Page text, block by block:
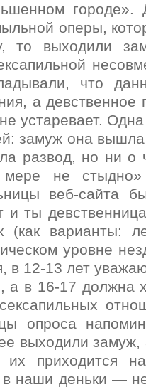
городе».
оперы,
то выходили
что
а девственное
устаревает.
замуж она
развод, но ни о
не
веб-сайта
и ты
(как варианты:
уровне
в 12-13 лет
а в 16-17 должна
опроса
выходили замуж,
приходится
в наши деньки —